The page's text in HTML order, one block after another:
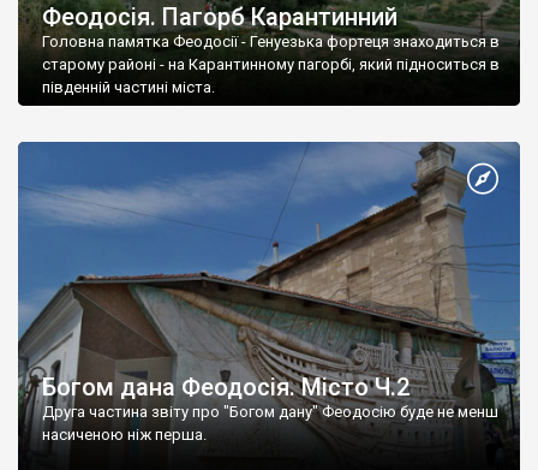
Феодосія. Пагорб Карантинний
Головна памятка Феодосії - Генуезька фортеця знаходиться в
старому районі - на Карантинному пагорбі, який підноситься в
південній частині міста.
Богом дана Феодосія. Місто Ч.2
Друга частина звіту про "Богом дану" Феодосію буде не менш
насиченою ніж перша.